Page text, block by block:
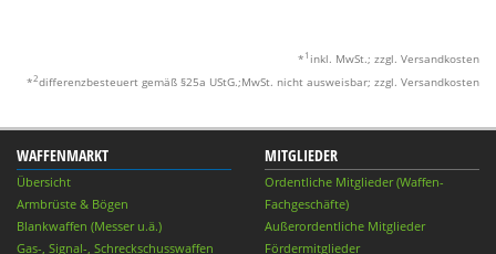
* 1 inkl. MwSt.; zzgl. Versandkosten
*2differenzbesteuert gemäß §25a UStG.;MwSt. nicht ausweisbar; zzgl. Versandkosten
WAFFENMARKT
Übersicht
Armbrüste & Bögen
Blankwaffen (Messer u.ä.)
Gas-, Signal-, Schreckschusswaffen
MITGLIEDER
Ordentliche Mitglieder (Waffen-
Fachgeschäfte)
Außerordentliche Mitglieder
Fördermitglieder